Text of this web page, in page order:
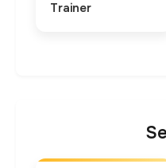
Trainer